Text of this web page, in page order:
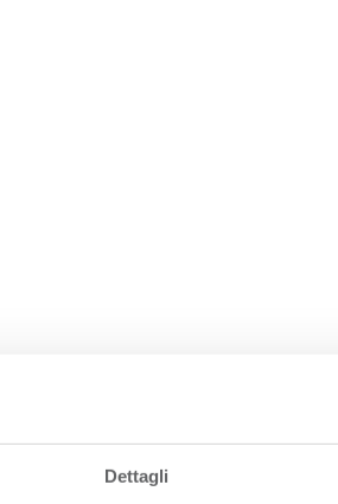
Dettagli